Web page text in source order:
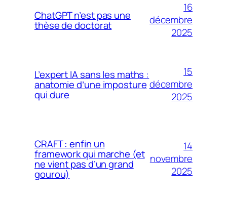
ChatGPT n’est pas une
thèse de doctorat
16
décembre
2025
L’expert IA sans les maths :
anatomie d’une imposture
qui dure
15
décembre
2025
CRAFT : enfin un
framework qui marche (et
ne vient pas d’un grand
gourou)
14
novembre
2025